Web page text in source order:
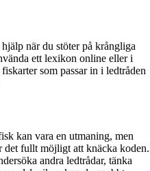
när du stöter på krångliga
ett lexikon online eller i
som passar in i ledtråden
kan vara en utmaning, men
det fullt möjligt att knäcka koden.
andra ledtrådar, tänka